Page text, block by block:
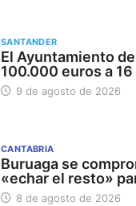
SANTANDER
El Ayuntamiento
100.000 euros a
9 de agosto de 2026
CANTABRIA
Buruaga se
«echar el resto»
8 de agosto de 2026